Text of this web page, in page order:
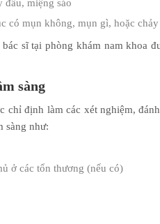
đầu, miệng sáo
có mụn không, mụn gì, hoặc
sĩ tại phòng khám nam khoa
sàng
chỉ định làm các xét nghiệm,
sàng như:
ở các tổn thương (nếu có)